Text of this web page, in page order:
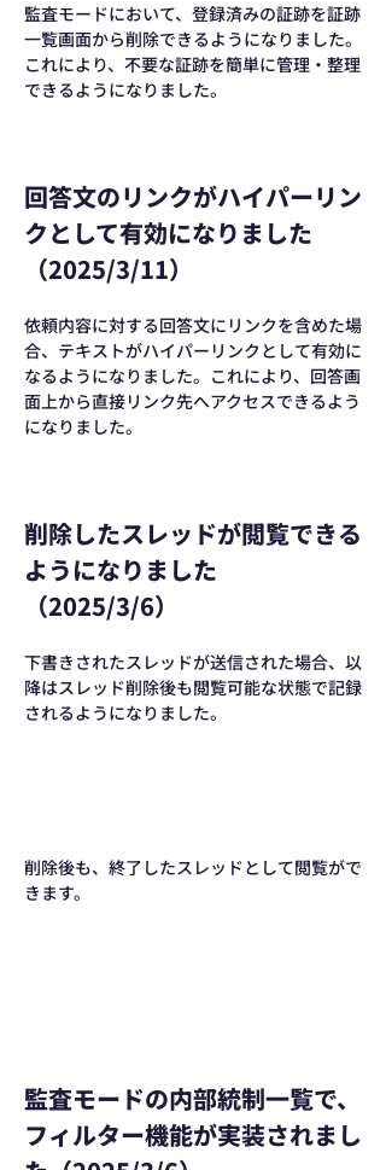
監査モードにおいて、登録済みの証跡を証跡
一覧画面から削除できるようになりました。
これにより、不要な証跡を簡単に管理・整理
できるようになりました。
回答文のリンクがハイパーリン
クとして有効になりました
（2025/3/11）
依頼内容に対する回答文にリンクを含めた場
合、テキストがハイパーリンクとして有効に
なるようになりました。これにより、回答画
面上から直接リンク先へアクセスできるよう
になりました。
削除したスレッドが閲覧できる
ようになりました
（2025/3/6）
下書きされたスレッドが送信された場合、以
降はスレッド削除後も閲覧可能な状態で記録
されるようになりました。
削除後も、終了したスレッドとして閲覧がで
きます。
監査モードの内部統制一覧で、
フィルター機能が実装されまし